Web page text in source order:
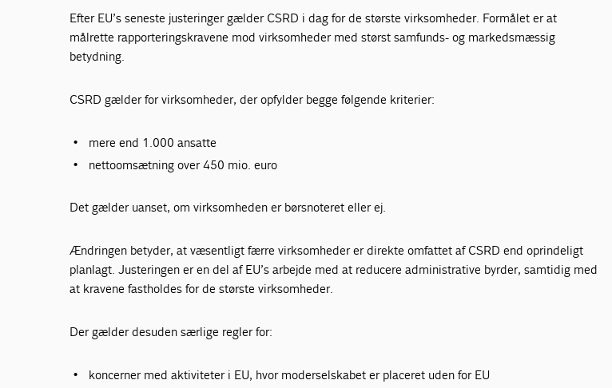
Efter EU’s seneste justeringer gælder CSRD i dag for de største virksomheder. Formålet er at
målrette rapporteringskravene mod virksomheder med størst samfunds- og markedsmæssig
betydning.
CSRD gælder for virksomheder, der opfylder begge følgende kriterier:
mere end 1.000 ansatte
nettoomsætning over 450 mio. euro
Det gælder uanset, om virksomheden er børsnoteret eller ej.
Ændringen betyder, at væsentligt færre virksomheder er direkte omfattet af CSRD end oprindeligt
planlagt. Justeringen er en del af EU’s arbejde med at reducere administrative byrder, samtidig med
at kravene fastholdes for de største virksomheder.
Der gælder desuden særlige regler for:
koncerner med aktiviteter i EU, hvor moderselskabet er placeret uden for EU